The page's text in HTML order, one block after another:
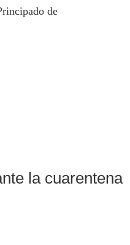
de
la cuarentena